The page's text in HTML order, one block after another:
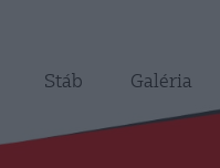
Stáb Galéria